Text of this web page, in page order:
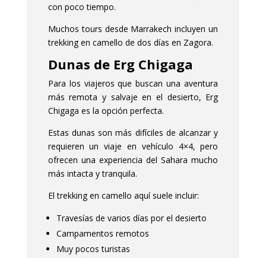
con poco tiempo.
Muchos tours desde Marrakech incluyen un
trekking en camello de dos días en Zagora.
Dunas de Erg Chigaga
Para los viajeros que buscan una aventura
más remota y salvaje en el desierto, Erg
Chigaga es la opción perfecta.
Estas dunas son más difíciles de alcanzar y
requieren un viaje en vehículo 4×4, pero
ofrecen una experiencia del Sahara mucho
más intacta y tranquila.
El trekking en camello aquí suele incluir:
Travesías de varios días por el desierto
Campamentos remotos
Muy pocos turistas